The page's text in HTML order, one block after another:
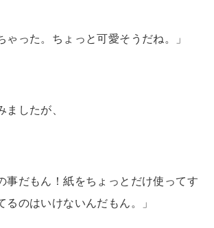
ゃった。ちょっと可愛そうだね。」
ましたが、
事だもん！紙をちょっとだけ使ってす
るのはいけないんだもん。」